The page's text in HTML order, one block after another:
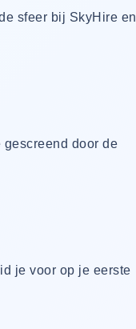
sfeer bij SkyHire en
door de
je voor op je eerste